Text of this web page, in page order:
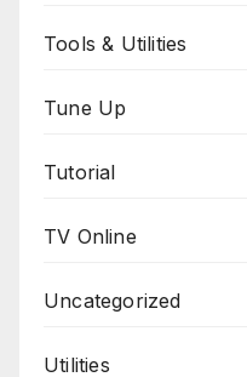
Tools & Utilities
Tune Up
Tutorial
TV Online
Uncategorized
Utilities